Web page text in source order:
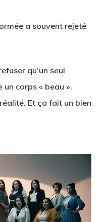
a souvent rejeté
qu’un seul
corps « beau ».
Et ça fait un bien